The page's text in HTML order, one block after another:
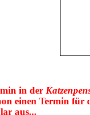
in der
einen Termin für
aus...